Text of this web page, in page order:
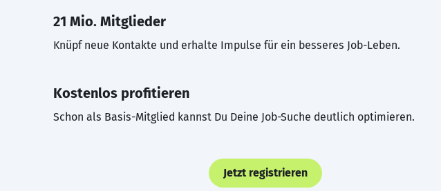
21 Mio. Mitglieder
Knüpf neue Kontakte und erhalte Impulse für ein besseres Job-Leben.
Kostenlos profitieren
Schon als Basis-Mitglied kannst Du Deine Job-Suche deutlich optimieren.
Jetzt registrieren